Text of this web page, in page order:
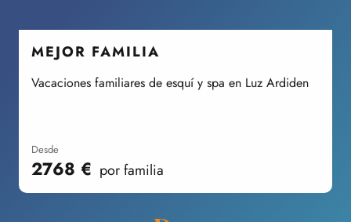
MEJOR FAMILIA
Vacaciones familiares de esquí y spa en Luz Ardiden
desde
2768 € por familia